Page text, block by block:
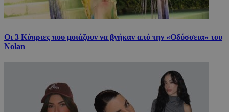
Οι 3 Κύπριες που μοιάζουν να βγήκαν από την «Οδύσσεια» του
Nolan